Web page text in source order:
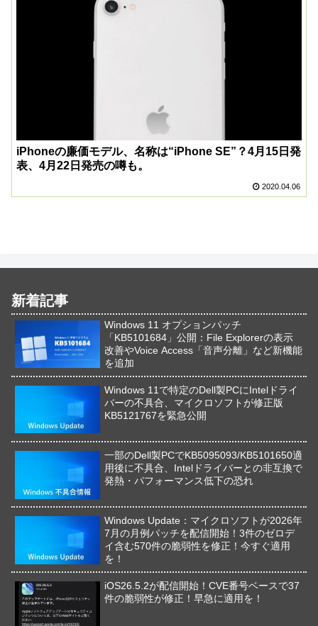
iPhoneの廉価モデル、名称は“iPhone SE”？4月15日発
表、4月22日発売の噂も。
2020.04.06
新着記事
Windows 11 オプションパッチ
「KB5101684」公開：File Explorerの表示
改善やVoice Access「音声分離」など新機能
を追加
Windows 11で特定のDell製PCにIntelドライ
バーの不具合、マイクロソフトが修正版
KB5121767を緊急公開
一部のDell製PCでKB5095093/KB5101650適
用後に不具合、Intelドライバーとの非互換で
発熱・パフォーマンス低下の恐れ
Windows Update：マイクロソフトが2026年
7月の月例パッチを配信開始！3件のゼロデ
イ含む570件の脆弱性を修正！今すぐ適用
を！
iOS26.5.2が配信開始！CVE番号ベースで37
件の脆弱性が修正！早急に適用を！